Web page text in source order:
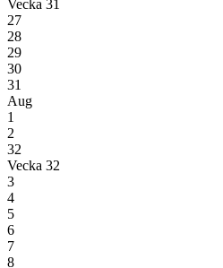
Vecka 31
27
28
29
30
31
Aug
1
2
32
Vecka 32
3
4
5
6
7
8